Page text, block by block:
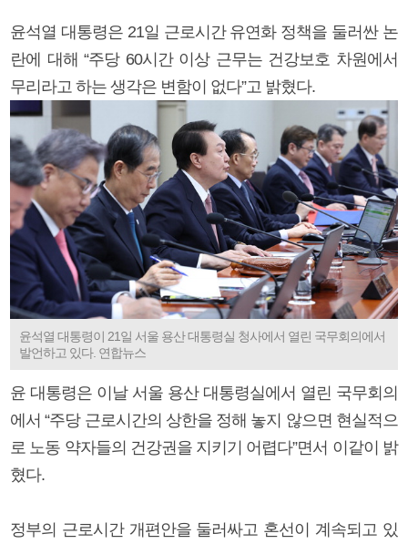
윤석열 대통령은 21일 근로시간 유연화 정책을 둘러싼 논
란에 대해 “주당 60시간 이상 근무는 건강보호 차원에서
무리라고 하는 생각은 변함이 없다”고 밝혔다.
윤석열 대통령이 21일 서울 용산 대통령실 청사에서 열린 국무회의에서
발언하고 있다. 연합뉴스
윤 대통령은 이날 서울 용산 대통령실에서 열린 국무회의
에서 “주당 근로시간의 상한을 정해 놓지 않으면 현실적으
로 노동 약자들의 건강권을 지키기 어렵다”면서 이같이 밝
혔다.
정부의 근로시간 개편안을 둘러싸고 혼선이 계속되고 있